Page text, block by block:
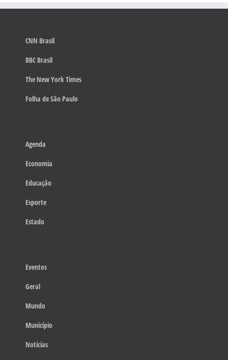
CNN Brasil
BBC Brasil
The New York Times
Folha de São Paulo
Agenda
Economia
Educação
Esporte
Estado
Eventos
Geral
Mundo
Município
Notícias